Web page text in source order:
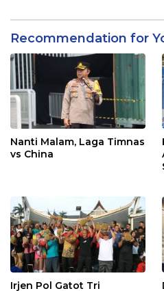
Polda Sumbar
Recommendation for
Nanti Malam, Laga Timnas
vs China
Irjen Pol Gatot Tri